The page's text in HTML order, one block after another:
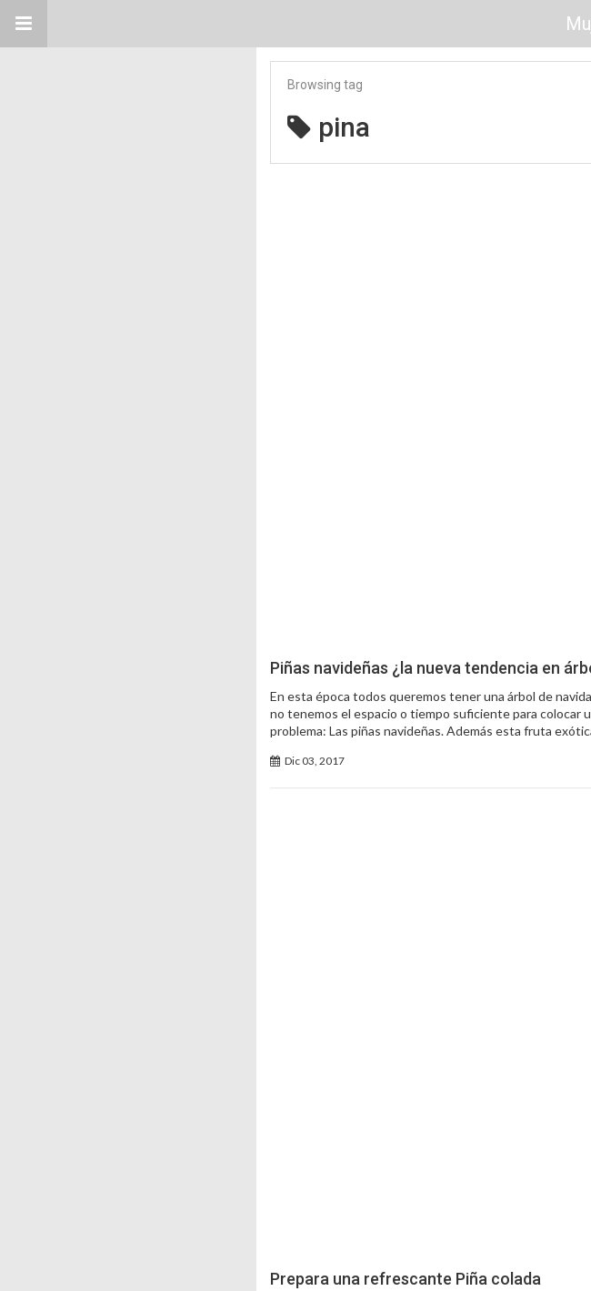
Browsing tag
pina
Piñas navideñas ¿la nueva tendencia en
En esta época todos queremos tener una árbol de
no tenemos el espacio o tiempo suficiente para colocar
problema: Las piñas navideñas. Además esta fruta
Dic 03, 2017
Prepara una refrescante Piña colada